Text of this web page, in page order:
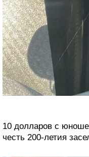
10 долларов с
честь 200-летия